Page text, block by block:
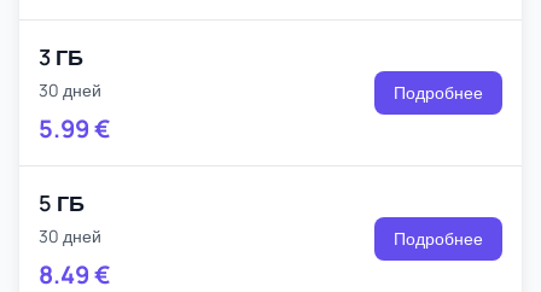
3 ГБ
30 дней
5.99€
Подробнее
5 ГБ
30 дней
8.49€
Подробнее